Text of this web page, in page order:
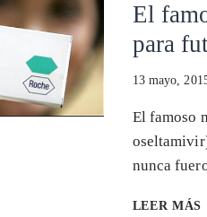
El
para
13 mayo,
El famoso
nunca
LEER MÁS